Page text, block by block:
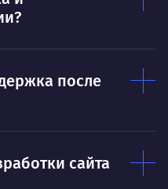
после
сайта